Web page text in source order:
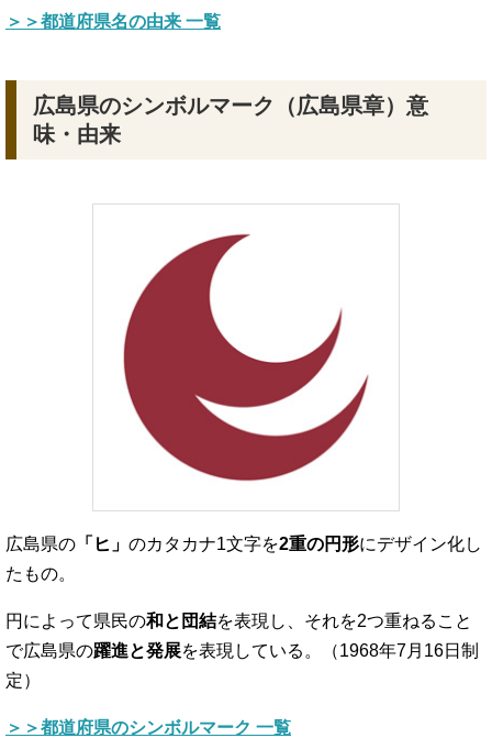
＞＞都道府県名の由来 一覧
広島県のシンボルマーク（広島県章）意
味・由来
広島県の 「ヒ」 のカタカナ1文字を2重の円形にデザイン化し
たもの。
円によって県民の和と団結を表現し、それを2つ重ねること
で広島県の躍進と発展を表現している。（1968年7月16日制
定）
＞＞都道府県のシンボルマーク 一覧